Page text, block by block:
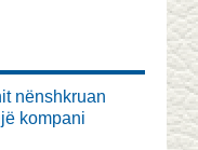
nënshkruan
kompani